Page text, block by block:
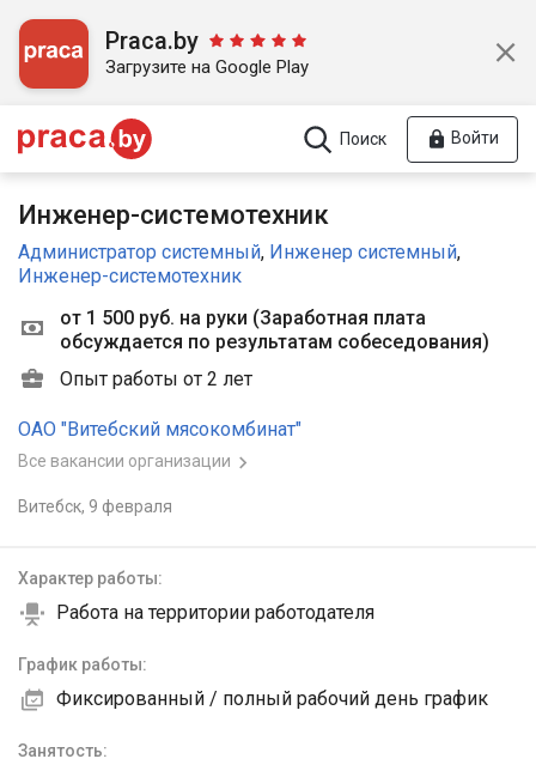
Praca.by
Загрузите на Google Play
Поиск Войти
Инженер-системотехник
Администратор системный, Инженер системный,
Инженер-системотехник
от 1 500 руб. на руки (Заработная плата
обсуждается по результатам собеседования)
Опыт работы от 2 лет
ОАО "Витебский мясокомбинат"
Все вакансии организации
Витебск, 9 февраля
Характер работы:
Работа на территории работодателя
График работы:
Фиксированный / полный рабочий день график
Занятость: